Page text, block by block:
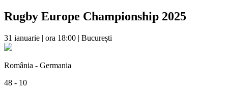
Rugby Europe Championship 2025
31 ianuarie | ora 18:00 | București
România - Germania
48 - 10